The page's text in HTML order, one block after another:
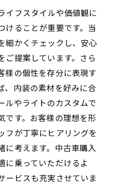
イフスタイルや価値観に
けることが重要です。当
細かくチェックし、安心
ご提案しています。さら
様の個性を存分に表現す
、内装の素材を好みに合
ルやライトのカスタムで
です。お客様の理想を形
フが丁寧にヒアリングを
に考えます。中古車購入
に乗っていただけるよ
ービスも充実させていま